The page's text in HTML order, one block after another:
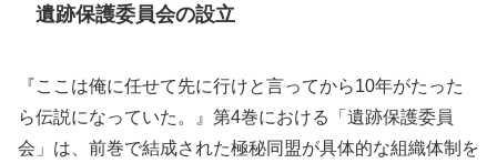
遺跡保護委員会の設立
『ここは俺に任せて先に行けと言ってから10年がたった
ら伝説になっていた。』第4巻における「遺跡保護委員
会」は、前巻で結成された極秘同盟が具体的な組織体制を